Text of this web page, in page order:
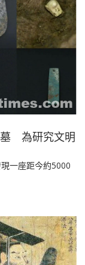
墓 為研究文明
一座距今約5000